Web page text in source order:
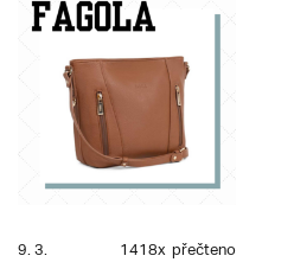
9. 3. 1418x přečteno